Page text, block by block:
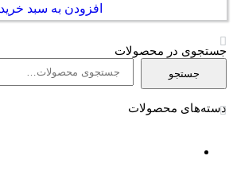
افزودن به سبد خرید
جستجوی در محصولات
جستجو
جستجو
دسته‌های محصولات